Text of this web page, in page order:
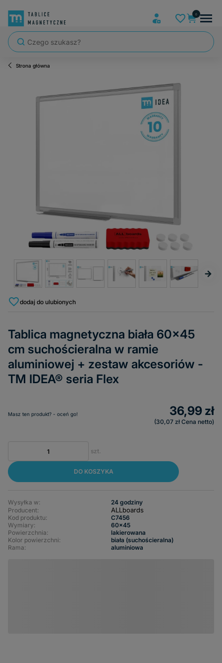
Strona główna
dodaj do ulubionych
Tablica magnetyczna biała 60x45
cm suchościeralna w ramie
aluminiowej + zestaw akcesoriów -
TM IDEA® seria Flex
Masz ten produkt? - oceń go! 36,99 zł
30,07 zł Cena netto
szt.
DO KOSZYKA
Wysyłka w:
24 godziny
Producent:
ALLboards
Kod produktu:
C7456
Wymiary
60x45
Powierzchnia
lakierowana
Kolor powierzchni
biała (suchościeralna)
Rama
aluminiowa